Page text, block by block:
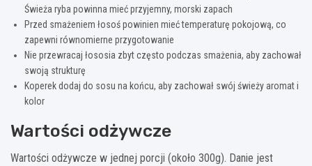
Świeża ryba powinna mieć przyjemny, morski zapach
Przed smażeniem łosoś powinien mieć temperaturę pokojową, co
zapewni równomierne przygotowanie
Nie przewracaj łososia zbyt często podczas smażenia, aby zachował
swoją strukturę
Koperek dodaj do sosu na końcu, aby zachował swój świeży aromat i
kolor
Wartości odżywcze
Wartości odżywcze w jednej porcji (około 300g). Danie jest